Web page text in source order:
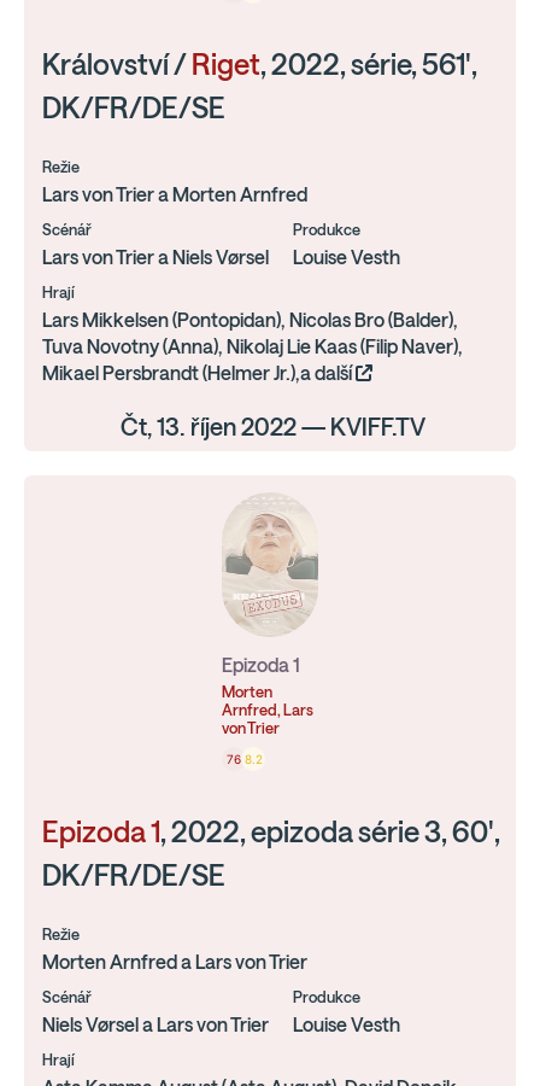
Království / Riget, 2022, série, 561',
DK/FR/DE/SE
Režie
Lars von Trier a Morten Arnfred
Scénář
Lars von Trier a Niels Vørsel
Produkce
Louise Vesth
Hrají
Lars Mikkelsen (Pontopidan), Nicolas Bro (Balder),
Tuva Novotny (Anna), Nikolaj Lie Kaas (Filip Naver),
Mikael Persbrandt (Helmer Jr.),a další
Čt, 13. říjen 2022 — KVIFF.TV
Epizoda 1
Morten
Arnfred, Lars
von Trier
76 8.2
Epizoda 1, 2022, epizoda série 3, 60',
DK/FR/DE/SE
Režie
Morten Arnfred a Lars von Trier
Scénář
Niels Vørsel a Lars von Trier
Produkce
Louise Vesth
Hrají